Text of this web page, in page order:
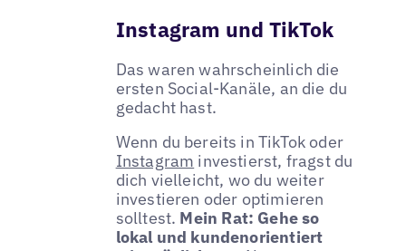
Instagram und TikTok
Das waren wahrscheinlich die
ersten Social-Kanäle, an die du
gedacht hast.
Wenn du bereits in TikTok oder
Instagram investierst, fragst du
dich vielleicht, wo du weiter
investieren oder optimieren
solltest. Mein Rat: Gehe so
lokal und kundenorientiert